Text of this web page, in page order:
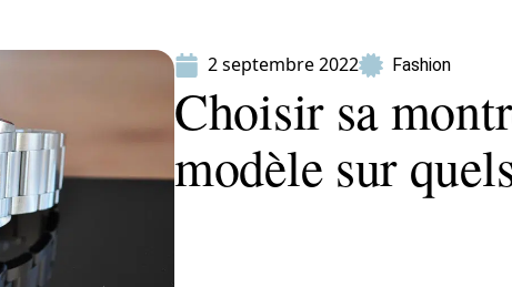
2 septembre 2022 Fashion
Choisir sa
modèle sur